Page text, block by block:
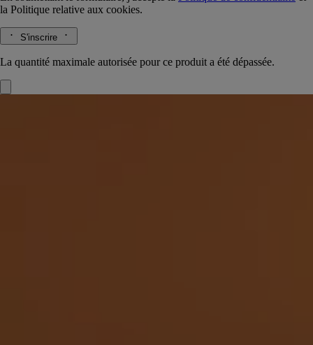
la Politique relative aux cookies.
S'inscrire
La quantité maximale autorisée pour ce produit a été dépassée.